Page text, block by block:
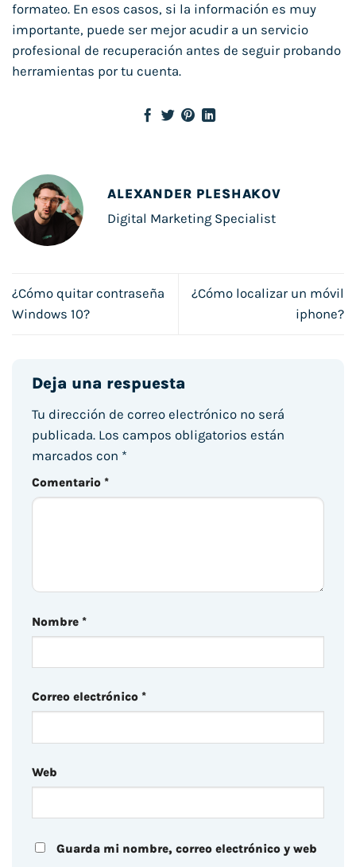
formateo. En esos casos, si la información es muy
importante, puede ser mejor acudir a un servicio
profesional de recuperación antes de seguir probando
herramientas por tu cuenta.
ALEXANDER PLESHAKOV
Digital Marketing Specialist
¿Cómo quitar contraseña
Windows 10?
¿Cómo localizar un móvil
iphone?
Deja una respuesta
Tu dirección de correo electrónico no será
publicada. Los campos obligatorios están
marcados con *
Comentario *
Nombre *
Correo electrónico *
Web
Guarda mi nombre, correo electrónico y web